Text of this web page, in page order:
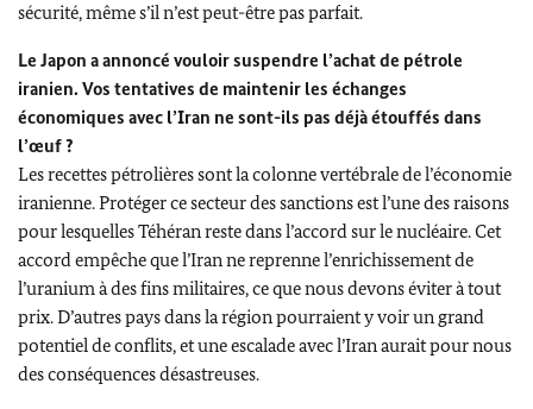
sécurité, même s’il n’est peut-être pas parfait.
Le Japon a annoncé vouloir suspendre l’achat de pétrole
iranien. Vos tentatives de maintenir les échanges
économiques avec l’Iran ne sont-ils pas déjà étouffés dans
l’œuf ?
Les recettes pétrolières sont la colonne vertébrale de l’économie
iranienne. Protéger ce secteur des sanctions est l’une des raisons
pour lesquelles Téhéran reste dans l’accord sur le nucléaire. Cet
accord empêche que l’Iran ne reprenne l’enrichissement de
l’uranium à des fins militaires, ce que nous devons éviter à tout
prix. D’autres pays dans la région pourraient y voir un grand
potentiel de conflits, et une escalade avec l’Iran aurait pour nous
des conséquences désastreuses.